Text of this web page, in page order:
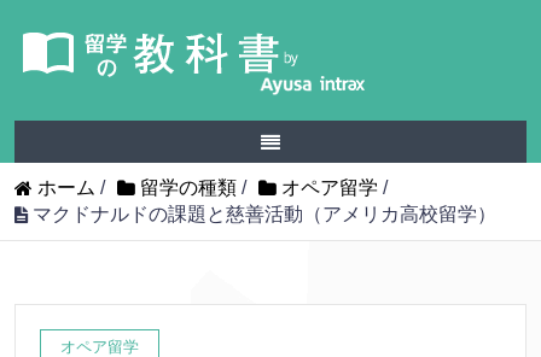
ホーム / 留学の種類 / オペア留学 /
マクドナルドの課題と慈善活動（アメリカ高校留学）
オペア留学